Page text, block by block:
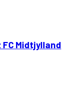
FC Midtjylland